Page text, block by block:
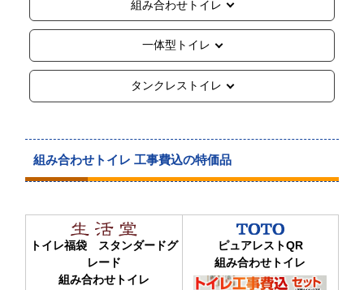
組み合わせトイレ
一体型トイレ
タンクレストイレ
組み合わせトイレ 工事費込の特価品
トイレ福袋 スタンダードグ
レード
組み合わせトイレ
ピュアレストQR
組み合わせトイレ